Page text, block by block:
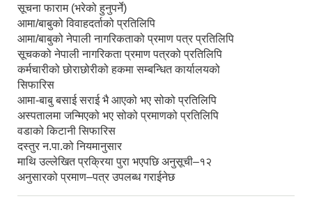
सूचना फाराम (भरेको हुनुपर्ने)
आमा/बाबुको विवाहदर्ताको प्रतिलिपि
आमा/बाबुको नेपाली नागरिकताको प्रमाण पत्र प्रतिलिपि
सूचकको नेपाली नागरिकता प्रमाण पत्रको प्रतिलिपि
कर्मचारीको छोराछोरीको हकमा सम्बन्धित कार्यालयको
सिफारिस
आमा-बाबु बसाई सराई भै आएको भए सोको प्रतिलिपि
अस्पतालमा जन्मिएको भए सोको प्रमाणको प्रतिलिपि
वडाको किटानी सिफारिस
दस्तुर न.पा.को नियमानुसार
माथि उल्लेखित प्रक्रिया पुरा भएपछि अनुसूची–१२
अनुसारको प्रमाण–पत्र उपलब्ध गराईनेछ